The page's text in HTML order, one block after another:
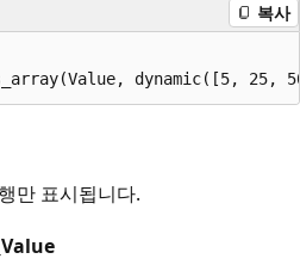
복사
만 표시됩니다.